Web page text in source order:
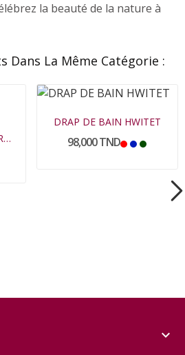
la beauté de la nature à
Dans La Même Catégorie :
GANT DE TOILETTE KARMA
DRAP DE BAIN HWITET
98,000 TND
